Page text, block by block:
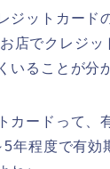
ジットカード
店でクレジッ
いることが分
カードって、
年程度で有効